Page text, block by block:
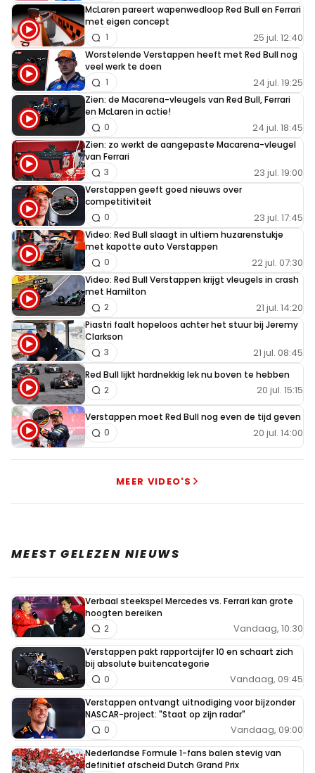
McLaren pareert wapenwedloop Red Bull en Ferrari
met eigen concept
25 jul. 12:40
1
Worstelende Verstappen heeft met Red Bull nog
veel werk te doen
24 jul. 19:25
1
Zien: de Macarena-vleugels van Red Bull, Ferrari
en McLaren in actie!
24 jul. 18:45
0
Zien: zo werkt de aangepaste Macarena-vleugel
van Ferrari
23 jul. 19:00
3
Verstappen geeft goed nieuws over
competitiviteit
23 jul. 17:45
0
Video: Red Bull slaagt in ultiem huzarenstukje
met kapotte auto Verstappen
22 jul. 07:30
0
Video: Red Bull Verstappen krijgt vleugels in crash
met Hamilton
21 jul. 14:20
2
Piastri faalt hopeloos achter het stuur bij Jeremy
Clarkson
21 jul. 08:45
3
Red Bull lijkt hardnekkig lek nu boven te hebben
20 jul. 15:15
2
Verstappen moet Red Bull nog even de tijd geven
20 jul. 14:00
0
MEER VIDEO'S
MEEST GELEZEN NIEUWS
Verbaal steekspel Mercedes vs. Ferrari kan grote
hoogten bereiken
Vandaag, 10:30
2
Verstappen pakt rapportcijfer 10 en schaart zich
bij absolute buitencategorie
Vandaag, 09:45
0
Verstappen ontvangt uitnodiging voor bijzonder
NASCAR-project: "Staat op zijn radar"
Vandaag, 09:00
0
Nederlandse Formule 1-fans balen stevig van
definitief afscheid Dutch Grand Prix